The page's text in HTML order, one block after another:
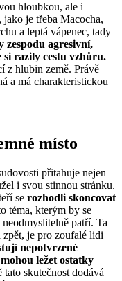
hloubkou, ale i
je třeba Macocha,
a leptá vápenec, tady
zespodu agresivní,
razily cestu vzhůru.
z hlubin země. Právě
a má charakteristickou
místo
přitahuje nejen
i svou stinnou stránku.
se rozhodli skoncovat
téma, kterým by se
patří. Ta
je pro zoufalé lidi
nepotvrzené
ležet ostatky
tato skutečnost dodává